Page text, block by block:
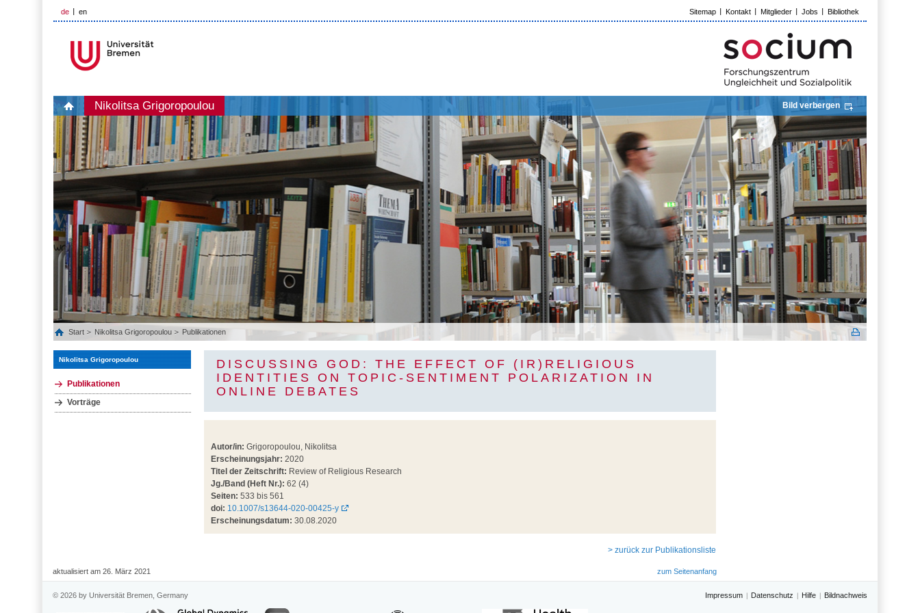
de en Sitemap Kontakt Mitglieder Jobs Bibliothek
Nikolitsa Grigoropoulou Bild verbergen
Start Nikolitsa Grigoropoulou Publikationen
Nikolitsa Grigoropoulou
Publikationen
Vorträge
DISCUSSING GOD: THE EFFECT OF (IR)RELIGIOUS
IDENTITIES ON TOPIC-SENTIMENT POLARIZATION IN
ONLINE DEBATES
Autor/in: Grigoropoulou, Nikolitsa
Erscheinungsjahr: 2020
Titel der Zeitschrift: Review of Religious Research
Jg./Band (Heft Nr.): 62 (4)
Seiten: 533 bis 561
doi: 10.1007/s13644-020-00425-y
Erscheinungsdatum: 30.08.2020
> zurück zur Publikationsliste
aktualisiert am 26. März 2021 zum Seitenanfang
© 2026 by Universität Bremen, Germany Impressum Datenschutz Hilfe Bildnachweis